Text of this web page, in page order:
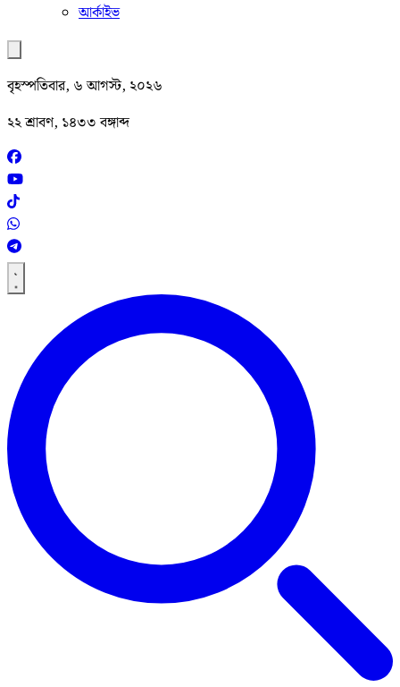
আর্কাইভ
বৃহস্পতিবার, ৬ আগস্ট, ২০২৬
২২ শ্রাবণ, ১৪৩৩ বঙ্গাব্দ